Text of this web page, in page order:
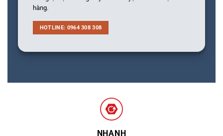
hàng.
HOTLINE: 0964 308 308
NHANH